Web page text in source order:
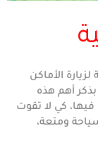
الأماكن
أهم هذه
كي لا تقوت
ومتعة،